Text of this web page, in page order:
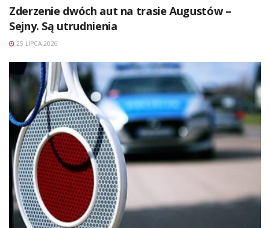
Zderzenie dwóch aut na trasie Augustów –
Sejny. Są utrudnienia
25 LIPCA 2026